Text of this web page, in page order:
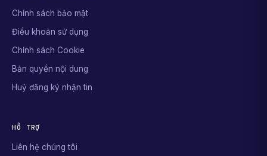
Chính sách bảo mật
Điều khoản sử dụng
Chính sách Cookie
Bản quyền nội dung
Huỷ đăng ký nhận tin
HỖ TRỢ
Liên hệ chúng tôi